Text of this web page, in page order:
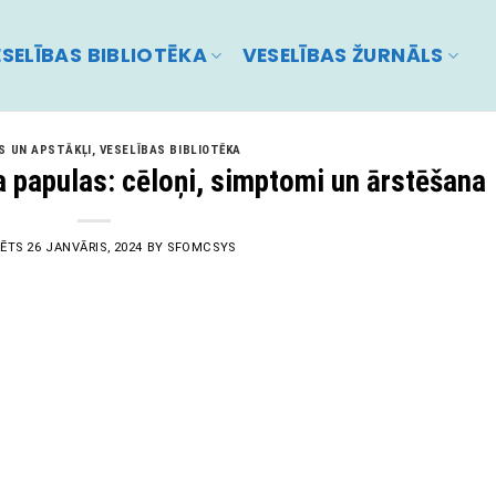
BIBLIOTĒKA VESELĪBAS ŽURNĀLS
UN APSTĀKĻI, VESELĪBAS BIBLIOTĒKA
papulas: cēloņi, simptomi un ārstēšana
26 JANVĀRIS, 2024 BY SFOMCSYS